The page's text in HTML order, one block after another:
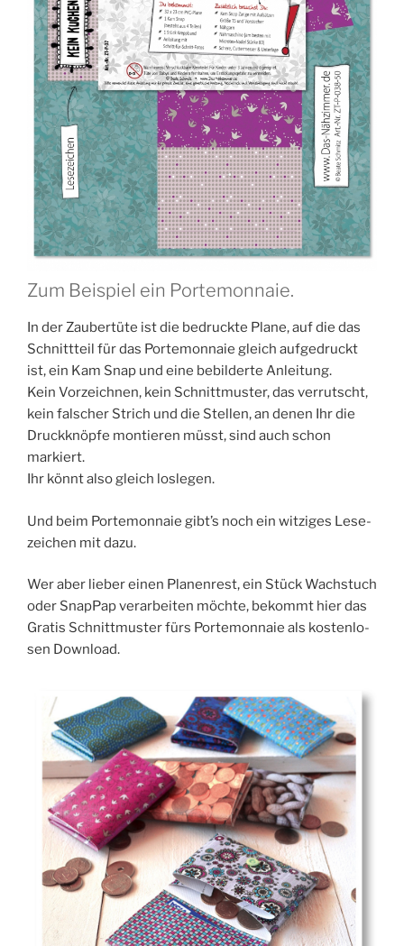
Zum Beispiel ein Portemonnaie.
In der Zau­ber­tü­te ist die bedruck­te Pla­ne, auf die das
Schnitt­teil für das Porte­mon­naie gleich auf­ge­druckt
ist, ein Kam Snap und eine bebil­der­te Anleitung.
Kein Vor­zeich­nen, kein Schnitt­mus­ter, das ver­rutscht,
kein fal­scher Strich und die Stel­len, an denen Ihr die
Druck­knöp­fe mon­tie­ren müsst, sind auch schon
markiert.
Ihr könnt also gleich loslegen.
Und beim Porte­mon­naie gibt’s noch ein wit­zi­ges Lese­
zei­chen mit dazu.
Wer aber lie­ber einen Pla­nen­rest, ein Stück Wachs­tuch
oder Snap­Pap ver­ar­bei­ten möch­te, bekommt hier das
Gra­tis Schnitt­mus­ter fürs Porte­mon­naie als kos­ten­lo­
sen Download.